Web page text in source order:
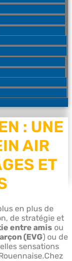
: UNE
AIR
ET
en plus de
de stratégie et
entre amis ou
(EVG) ou de
sensations